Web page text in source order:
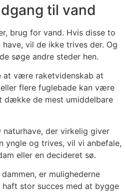
til vand
brug for vand. Hvis disse to
vil de ikke trives der. Og
søge andre steder hen.
at være raketvidenskab at
flere fuglebade kan være
dække de mest umiddelbare
naturhave, der virkelig giver
yngle og trives, vil vi anbefale,
eller en decideret sø.
er mulighederne
stor succes med at bygge